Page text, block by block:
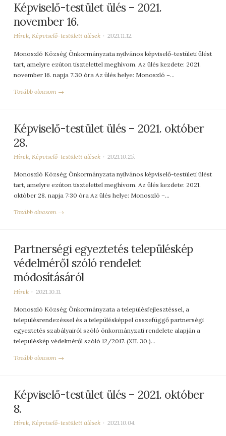
Képviselő-testület ülés – 2021.
november 16.
Hírek, Képviselő-testületi ülések 2021.11.12.
Monoszló Község Önkormányzata nyilvános képviselő-testületi ülést
tart, amelyre ezúton tisztelettel meghívom. Az ülés kezdete: 2021.
november 16. napja 7:30 óra Az ülés helye: Monoszló –…
Tovább olvasom →
Képviselő-testület ülés – 2021. október
28.
Hírek, Képviselő-testületi ülések 2021.10.25.
Monoszló Község Önkormányzata nyilvános képviselő-testületi ülést
tart, amelyre ezúton tisztelettel meghívom. Az ülés kezdete: 2021.
október 28. napja 7:30 óra Az ülés helye: Monoszló –…
Tovább olvasom →
Partnerségi egyeztetés településkép
védelméről szóló rendelet
módosításáról
Hírek 2021.10.11.
Monoszló Község Önkormányzata a településfejlesztéssel, a
településrendezéssel és a településképpel összefüggő partnerségi
egyeztetés szabályairól szóló önkormányzati rendelete alapján a
településkép védelméről szóló 12/2017. (XII. 30.)…
Tovább olvasom →
Képviselő-testület ülés – 2021. október
8.
Hírek, Képviselő-testületi ülések 2021.10.04.